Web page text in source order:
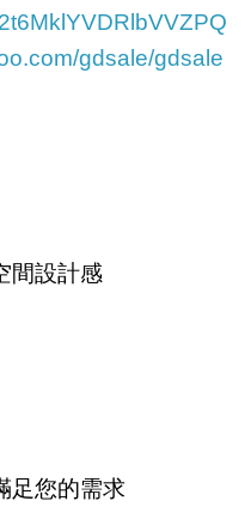
gdsale/gdsale
間設計感
足您的需求